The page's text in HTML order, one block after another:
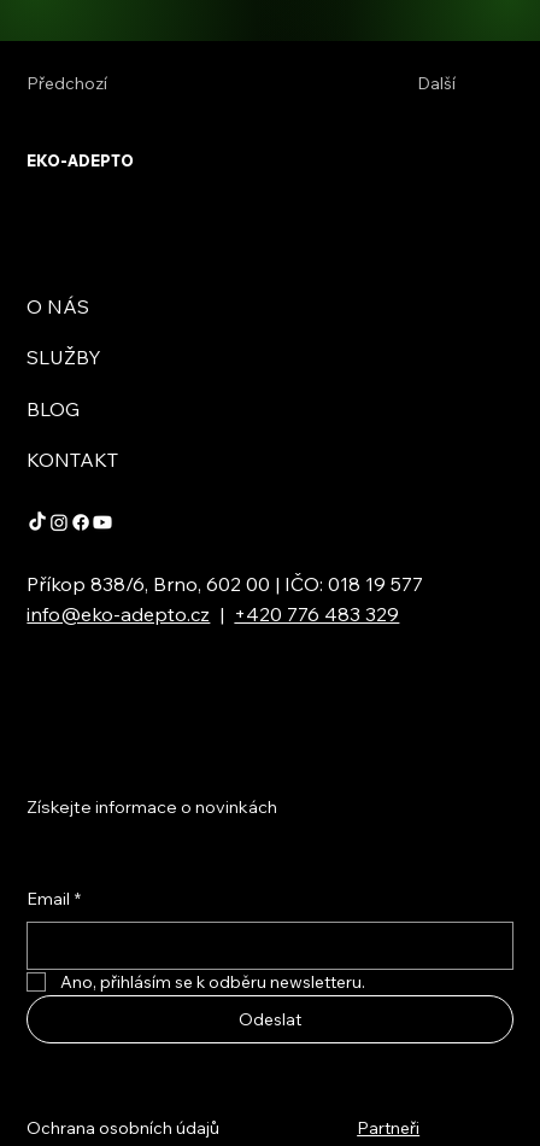
Další
Předchozí
EKO-ADEPTO
O NÁS
SLUŽBY
BLOG
KONTAKT
Příkop 838/6, Brno, 602 00 | IČO: 018 19 577
info@eko-adepto.cz | +420 776 483 329
Získejte informace o novinkách
Email *
Ano, přihlásím se k odběru newsletteru.
Odeslat
Ochrana osobních údajů Partneři